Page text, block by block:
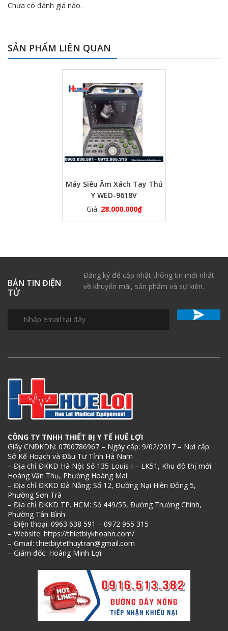
Chưa có đánh giá nào.
SẢN PHẨM LIÊN QUAN
Máy Siêu Âm Xách Tay Thú
Y WED-9618V
Giá: 28.000.000₫
BẢN TIN ĐIỆN
TỬ
Đăng ký để cập nhật thông tin mới nhất
về khuyến mãi, sản phẩm và sự kiện.
CÔNG TY TNHH THIẾT BỊ Y TẾ HUÊ LỢI
Giấy CNĐKDN: 0700786967 – Ngày cấp: 9/02/2017 – Nơi cấp:
Sở Kế Hoạch và Đầu Tư Tỉnh Hà Nam
– Địa chỉ ĐKKD Hà Nội: Số 135 Louis I – LK51, Khu đô thị mới
Hoàng Văn Thụ, Phường Hoàng Mai
– Địa chỉ ĐKKD Đà Nẵng: Số 12, Đường Nại Hiên Đông 5,
Phường Sơn Trà
– Địa chỉ ĐKKD TP. HCM: Số 449/55, Đường Trường Chinh,
Phường Tân Bình
– Điện thoại: 0963 638 591 – 0972 955 315
– Website: https://thietbiykhoahn.com/
– Gmail: thietbiytethuytran@gmail.com
– Giám đốc: Hoàng Minh Lợi